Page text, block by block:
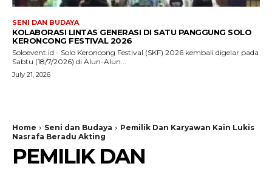
SENI DAN BUDAYA
KOLABORASI LINTAS GENERASI DI SATU PANGGUNG SOLO
KERONCONG FESTIVAL 2026
Soloevent.id - Solo Keroncong Festival (SKF) 2026 kembali digelar pada
Sabtu (18/7/2026) di Alun-Alun...
July 21, 2026